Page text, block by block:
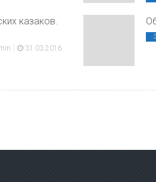
казаков.
31.03.2016